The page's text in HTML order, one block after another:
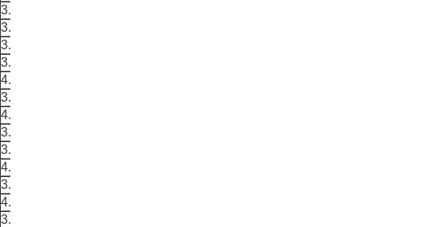
3.6145%
3.8461%
3.9507%
3.9037%
4.2012%
3.9408%
4.0650%
3.8324%
3.7610%
4.2310%
3.8691%
4.4504%
3.7217%